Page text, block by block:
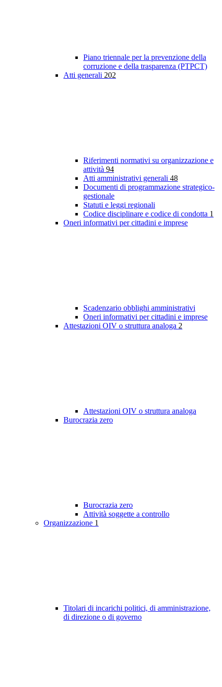
Piano triennale per la prevenzione della
corruzione e della trasparenza (PTPCT)
Atti generali 202
Riferimenti normativi su organizzazione e
attività 94
Atti amministrativi generali 48
Documenti di programmazione strategico-
gestionale
Statuti e leggi regionali
Codice disciplinare e codice di condotta 1
Oneri informativi per cittadini e imprese
Scadenzario obblighi amministrativi
Oneri informativi per cittadini e imprese
Attestazioni OIV o struttura analoga 2
Attestazioni OIV o struttura analoga
Burocrazia zero
Burocrazia zero
Attività soggette a controllo
Organizzazione 1
Titolari di incarichi politici, di amministrazione,
di direzione o di governo